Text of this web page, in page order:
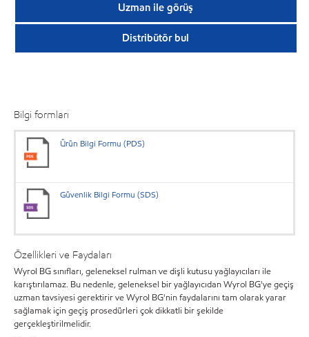
Uzman ile görüş
Distribütör bul
Bilgi formları
Ürün Bilgi Formu (PDS)
Güvenlik Bilgi Formu (SDS)
Özellikleri ve Faydaları
Wyrol BG sınıfları, geleneksel rulman ve dişli kutusu yağlayıcıları ile
karıştırılamaz. Bu nedenle, geleneksel bir yağlayıcıdan Wyrol BG'ye geçiş
uzman tavsiyesi gerektirir ve Wyrol BG'nin faydalarını tam olarak yarar
sağlamak için geçiş prosedürleri çok dikkatli bir şekilde
gerçekleştirilmelidir.